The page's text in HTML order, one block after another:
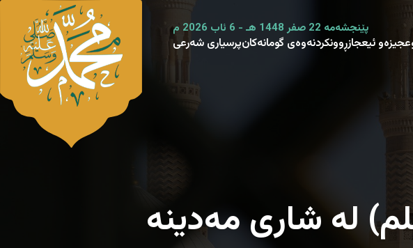
ئیعجازڕوونکردنەوەی گومانەکانپرسیاری شەرعی
لە شاری مەدینە